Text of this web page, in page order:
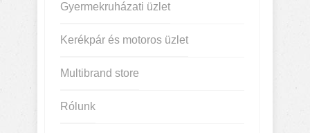
Gyermekruházati üzlet
Kerékpár és motoros üzlet
Multibrand store
Rólunk